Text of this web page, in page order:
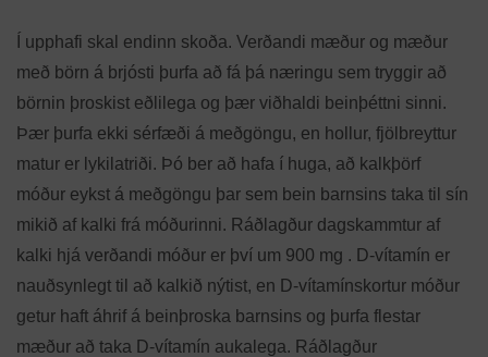
Í upphafi skal endinn skoða. Verðandi mæður og mæður
með börn á brjósti þurfa að fá þá næringu sem tryggir að
börnin þroskist eðlilega og þær viðhaldi beinþéttni sinni.
Þær þurfa ekki sérfæði á meðgöngu, en hollur, fjölbreyttur
matur er lykilatriði. Þó ber að hafa í huga, að kalkþörf
móður eykst á meðgöngu þar sem bein barnsins taka til sín
mikið af kalki frá móðurinni. Ráðlagður dagskammtur af
kalki hjá verðandi móður er því um 900 mg . D-vítamín er
nauðsynlegt til að kalkið nýtist, en D-vítamínskortur móður
getur haft áhrif á beinþroska barnsins og þurfa flestar
mæður að taka D-vítamín aukalega. Ráðlagður